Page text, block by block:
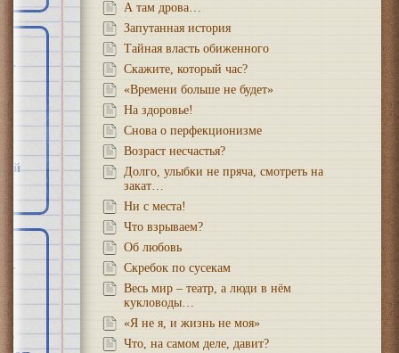
А там дрова…
Запутанная история
Тайная власть обиженного
Скажите, который час?
«Времени больше не будет»
На здоровье!
Снова о перфекционизме
Возраст несчастья?
Долго, улыбки не пряча, смотреть на
закат…
Ни с места!
Что взрываем?
Об любовь
Скребок по сусекам
Весь мир – театр, а люди в нём
кукловоды…
«Я не я, и жизнь не моя»
Что, на самом деле, давит?